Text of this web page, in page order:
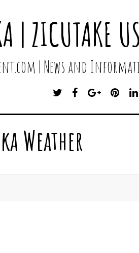
| ZICUTAKE
| News and
T
I
T
E
R
F
C
G
O
U
P
N
T
Weather